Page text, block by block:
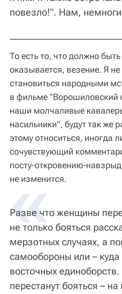
повезло!". Нам,
То есть то, что должно
оказывается, везение. Я
становиться народными
в фильме "Ворошиловский
наши молчаливые
насильники", будут так же
этому относиться, иногда
сочувствующий
посту-откровению-
не изменится.
Разве что женщины
не только бояться
мерзотных случаях, а
самообороны или –
восточных
перестанут бояться –